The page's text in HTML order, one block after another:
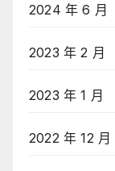
2024 年 6 月
2023 年 2 月
2023 年 1 月
2022 年 12 月